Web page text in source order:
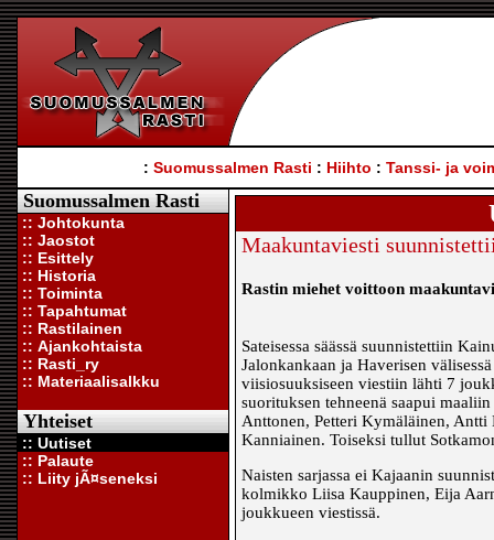
: Suomussalmen Rasti : Hiihto : Tanssi- ja
Suomussalmen Rasti
:: Johtokunta
:: Jaostot
:: Esittely
:: Historia
:: Toiminta
:: Tapahtumat
:: Rastilainen
:: Ajankohtaista
:: Rasti_ry
:: Materiaalisalkku
Yhteiset
:: Uutiset
:: Palaute
:: Liity jÃ¤seneksi
Maakuntaviesti
Rastin miehet voittoon
Sateisessa säässä suunnistettiin
Jalonkankaan ja Haverisen
viisiosuuksiseen viestiin lähti 7
suorituksen tehneenä saapui
Anttonen, Petteri Kymäläinen,
Kanniainen. Toiseksi tullut
Naisten sarjassa ei Kajaanin
kolmikko Liisa Kauppinen, Eija
joukkueen viestissä.